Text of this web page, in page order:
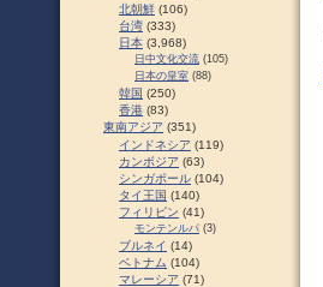
北朝鮮 (106)
台湾 (333)
日本 (3,968)
日中文化交流 (105)
日本の皇室 (88)
韓国 (250)
香港 (83)
東南アジア (351)
インドネシア (119)
カンボジア (63)
シンガポール (104)
タイ王国 (140)
フィリピン (41)
モンテンルパ (3)
ブルネイ (14)
ベトナム (104)
マレーシア (71)